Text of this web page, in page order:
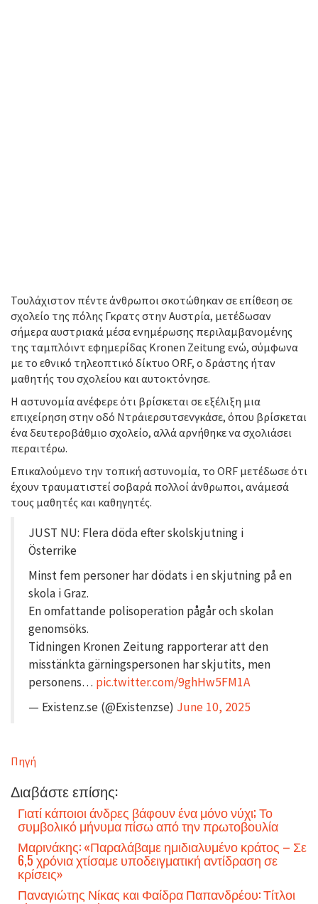
Τουλάχιστον πέντε άνθρωποι σκοτώθηκαν σε επίθεση σε
σχολείο της πόλης Γκρατς στην Αυστρία, μετέδωσαν
σήμερα αυστριακά μέσα ενημέρωσης περιλαμβανομένης
της ταμπλόιντ εφημερίδας Kronen Zeitung ενώ, σύμφωνα
με το εθνικό τηλεοπτικό δίκτυο ORF, ο δράστης ήταν
μαθητής του σχολείου και αυτοκτόνησε.
Η αστυνομία ανέφερε ότι βρίσκεται σε εξέλιξη μια
επιχείρηση στην οδό Ντράιερσυτσενγκάσε, όπου βρίσκεται
ένα δευτεροβάθμιο σχολείο, αλλά αρνήθηκε να σχολιάσει
περαιτέρω.
Επικαλούμενο την τοπική αστυνομία, το ORF μετέδωσε ότι
έχουν τραυματιστεί σοβαρά πολλοί άνθρωποι, ανάμεσά
τους μαθητές και καθηγητές.
JUST NU: Flera döda efter skolskjutning i
Österrike
Minst fem personer har dödats i en skjutning på en
skola i Graz.
En omfattande polisoperation pågår och skolan
genomsöks.
Tidningen Kronen Zeitung rapporterar att den
misstänkta gärningspersonen har skjutits, men
personens… pic.twitter.com/9ghHw5FM1A
— Existenz.se (@Existenzse) June 10, 2025
Πηγή
Διαβάστε επίσης:
Γιατί κάποιοι άνδρες βάφουν ένα μόνο νύχι; Το
συμβολικό μήνυμα πίσω από την πρωτοβουλία
Μαρινάκης: «Παραλάβαμε ημιδιαλυμένο κράτος – Σε
6,5 χρόνια χτίσαμε υποδειγματική αντίδραση σε
κρίσεις»
Παναγιώτης Νίκας και Φαίδρα Παπανδρέου: Τίτλοι